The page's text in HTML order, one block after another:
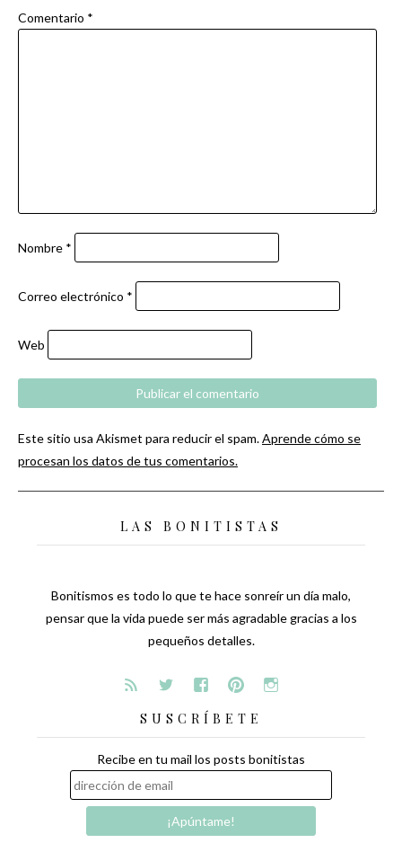
Comentario *
Nombre *
Correo electrónico *
Web
Este sitio usa Akismet para reducir el spam.Aprende cómo se
procesan los datos de tus comentarios.
LAS BONITISTAS
Bonitismos es todo lo que te hace sonreír un día malo,
pensar que la vida puede ser más agradable gracias a los
pequeños detalles.
SUSCRÍBETE
Recibe en tu mail los posts bonitistas